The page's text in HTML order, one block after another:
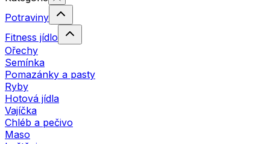
Potraviny
Fitness jídlo
Ořechy
Semínka
Pomazánky a pasty
Ryby
Hotová jídla
Vajíčka
Chléb a pečivo
Maso